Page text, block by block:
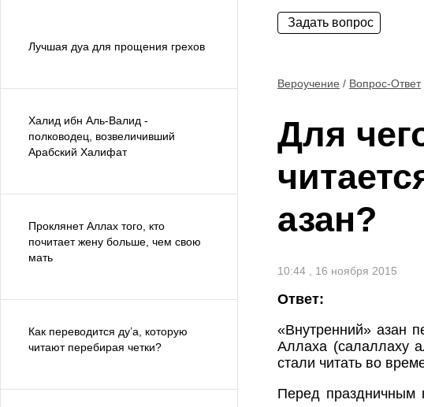
Лучшая дуа для прощения грехов
Халид ибн Аль-Валид -
полководец, возвеличивший
Арабский Халифат
Проклянет Аллах того, кто
почитает жену больше, чем свою
мать
Как переводится ду’а, которую
читают перебирая четки?
Задать вопрос
Вероучение / Вопрос-Ответ
Для
азан?
10:44 , 16 ноября 2015
Ответ:
«Внутренний» азан
Аллаха (салаллаху
стали читать во
Перед праздничным